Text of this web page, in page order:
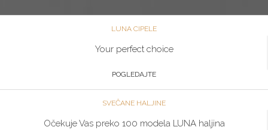
LUNA CIPELE
Your perfect choice
POGLEDAJTE
SVEČANE HALJINE
Očekuje Vas preko 100 modela LUNA haljina